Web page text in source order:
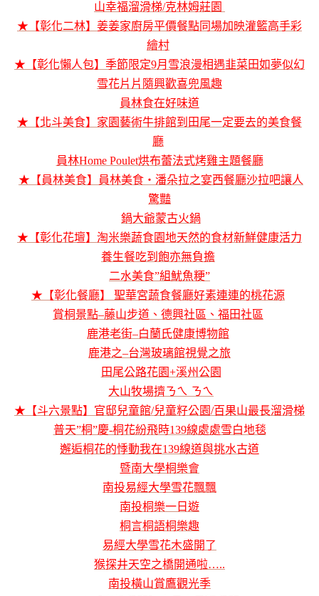
山幸福溜滑梯/克林姆莊園
★【彰化二林】姜姜家廚房平價餐點同場加映灌籃高手彩
繪村
★【彰化懶人包】季節限定9月雪浪漫相遇韭菜田如夢似幻
雪花片片隨興歡喜兜風趣
員林食在好味道
★【北斗美食】家園藝術牛排館到田尾一定要去的美食餐
廳
員林Home Poulet烘布蕾法式烤雞主題餐廳
★【員林美食】員林美食‧潘朵拉之宴西餐廳沙拉吧讓人
驚豔
鍋大爺蒙古火鍋
★【彰化花壇】淘米樂蔬食園地天然的食材新鮮健康活力
養生餐吃到飽亦無負擔
二水美食”組魷魚粳”
★【彰化餐廳】 聖華宮蔬食餐廳好素連連的桃花源
賞桐景點–藤山步道、德興社區、福田社區
鹿港老街–白蘭氏健康博物館
鹿港之–台灣玻璃館視覺之旅
田尾公路花園+溪州公園
大山牧場擠ㄋㄟ ㄋㄟ
★【斗六景點】官邸兒童館/兒童籽公園/百果山最長溜滑梯
普天”桐”慶-桐花紛飛時139線處處雪白地毯
邂逅桐花的悸動我在139線道與挑水古道
暨南大學桐樂會
南投易經大學雪花飄飄
南投桐樂一日遊
桐言桐語桐樂趣
易經大學雪花木盛開了
猴探井天空之橋開通啦…..
南投橫山賞鷹觀光季